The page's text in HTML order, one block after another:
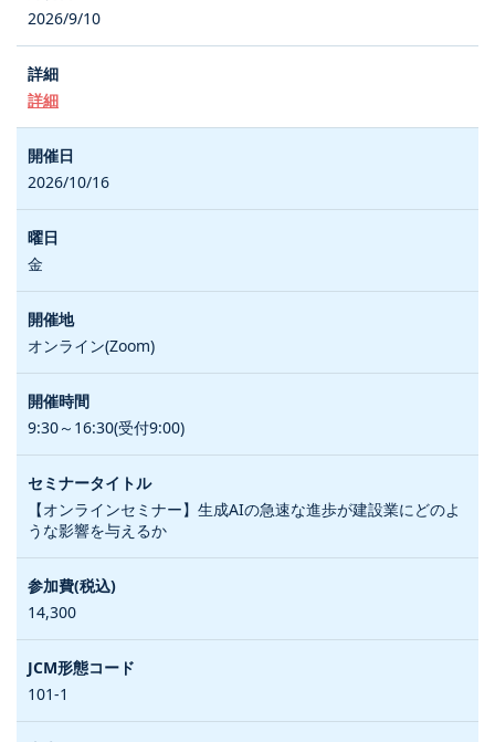
2026/9/10
詳細
2026/10/16
金
オンライン(Zoom)
9:30～16:30(受付9:00)
【オンラインセミナー】生成AIの急速な進歩が建設業にどのよ
うな影響を与えるか
14,300
101-1